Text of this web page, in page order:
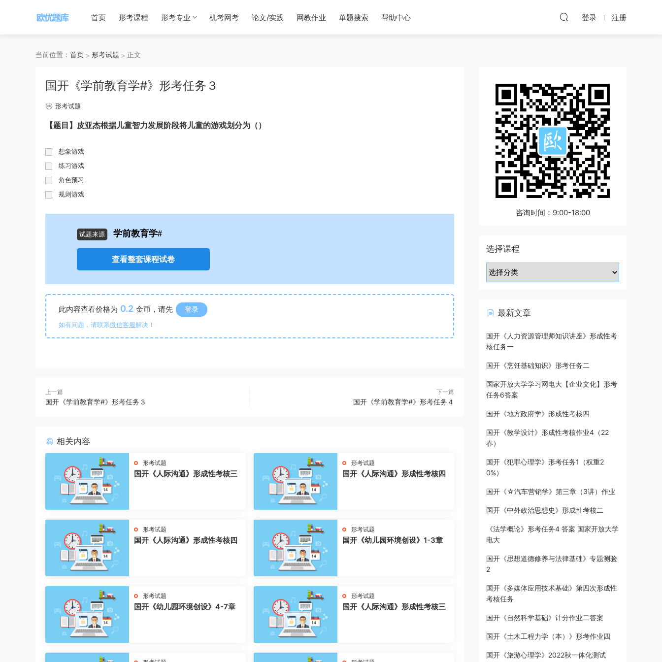
首页 形考课程 形考专业 机考网考 论文/实践 网教作业 单题搜索 帮助中心 登录 注册
当前位置： 首页 形考试题 正文
国开《学前教育学#》形考任务３
形考试题
【题目】皮亚杰根据儿童智力发展阶段将儿童的游戏划分为（）
想象游戏
练习游戏
角色预习
规则游戏
试题来源 学前教育学#
查看整套课程试卷
此内容查看价格为 0.2 金币，请先 登录
如有问题，请联系微信客服解决！
上一篇
国开《学前教育学#》形考任务３
下一篇
国开《学前教育学#》形考任务４
相关内容
形考试题
国开《人际沟通》形成性考核三
形考试题
国开《人际沟通》形成性考核四
形考试题
国开《人际沟通》形成性考核四
形考试题
国开《幼儿园环境创设》1-3章
形考试题
国开《幼儿园环境创设》4-7章
形考试题
国开《人际沟通》形成性考核三
咨询时间：9:00-18:00
选择课程
最新文章
国开《人力资源管理师知识讲座》形成性考
核任务一
国开《烹饪基础知识》形考任务二
国家开放大学学习网电大【企业文化】形考
任务6答案
国开《地方政府学》形成性考核四
国开《教学设计》形成性考核作业4（22
春）
国开《犯罪心理学》形考任务1（权重2
0%）
国开《☆汽车营销学》第三章（3讲）作业
国开《中外政治思想史》形成性考核二
《法学概论》形考任务4 答案 国家开放大学
电大
国开《思想道德修养与法律基础》专题测验
2
国开《多媒体应用技术基础》第四次形成性
考核任务
国开《自然科学基础》计分作业二答案
国开《土木工程力学（本）》形考作业四
国开《旅游心理学》2022秋一体化测试